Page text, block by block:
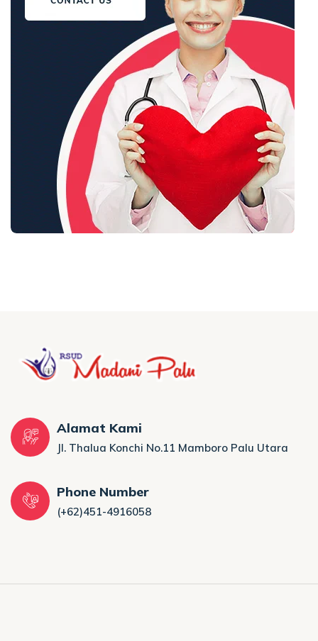
Alamat Kami
Jl. Thalua Konchi No.11 Mamboro Palu Utara
Phone Number
(+62)451-4916058